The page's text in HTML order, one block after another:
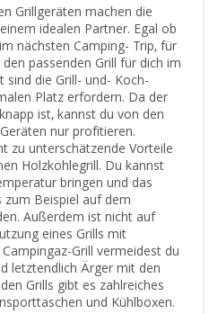
Grillgeräten machen die
idealen Partner. Egal ob
nächsten Camping- Trip, für
passenden Grill für dich im
die Grill- und- Koch-
Platz erfordern. Da der
ist, kannst du von den
nur profitieren.
zu unterschätzende Vorteile
Holzkohlegrill. Du kannst
bringen und das
zum Beispiel auf dem
Außerdem ist nicht auf
eines Grills mit
Grill vermeidest du
letztendlich Ärger mit den
Grills gibt es zahlreiches
und Kühlboxen.